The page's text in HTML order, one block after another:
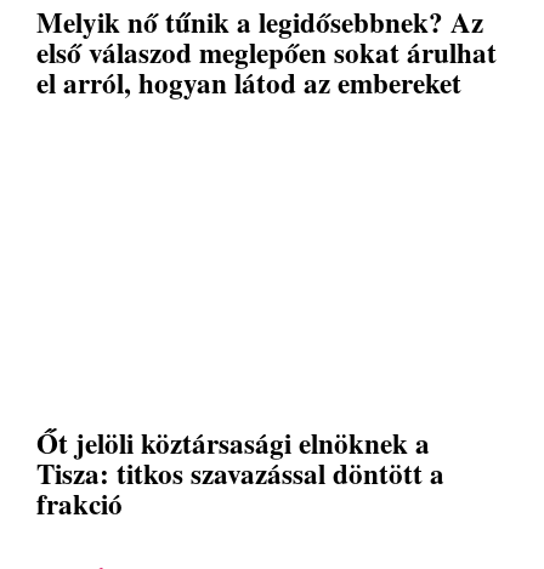
Melyik nő tűnik a legidősebbnek? Az
első válaszod meglepően sokat árulhat
el arról, hogyan látod az embereket
Őt jelöli köztársasági elnöknek a
Tisza: titkos szavazással döntött a
frakció